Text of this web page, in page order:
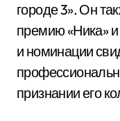
городе 3». Он
премию «Ника» и
и номинации
признании его